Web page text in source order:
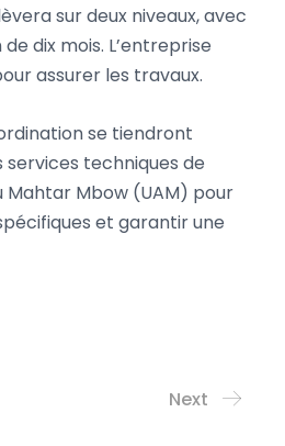
sur deux niveaux, avec
dix mois. L’entreprise
assurer les travaux.
se tiendront
techniques de
Mahtar Mbow (UAM) pour
et garantir une
Next